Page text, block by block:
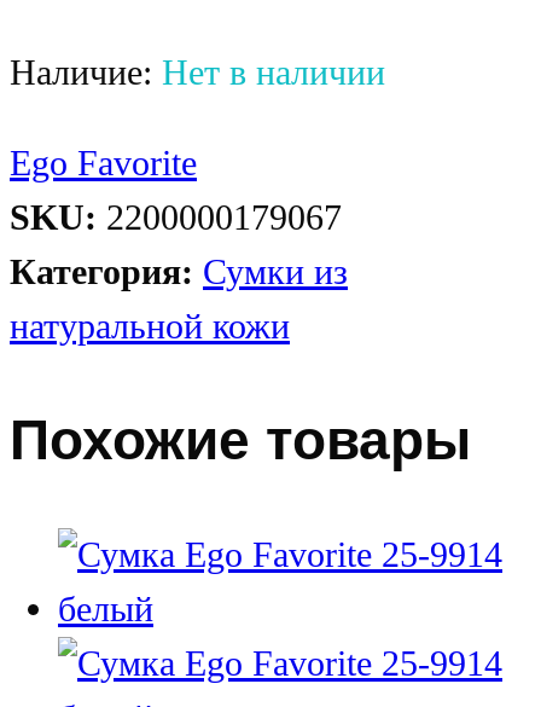
Наличие: Нет в наличии
Ego Favorite
SKU: 2200000179067
Категория: Сумки из
натуральной кожи
Похожие товары